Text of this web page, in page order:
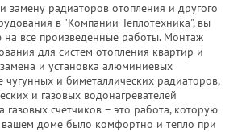
замену радиаторов отопления и другого
в "Компании Теплотехника", вы
на все произведенные работы. Монтаж
для систем отопления квартир и
и установка алюминиевых
чугунных и биметаллических радиаторов,
и газовых водонагревателей
газовых счетчиков – это работа, которую
доме было комфортно и тепло при